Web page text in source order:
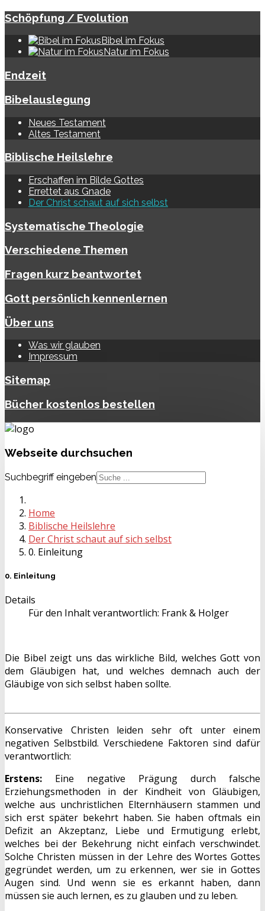
Schöpfung / Evolution
Bibel im Fokus
Natur im Fokus
Endzeit
Bibelauslegung
Neues Testament
Altes Testament
Biblische Heilslehre
Erschaffen im Bilde Gottes
Errettet aus Gnade
Der Christ schaut auf sich selbst
Systematische Theologie
Verschiedene Themen
Fragen kurz beantwortet
Gott persönlich kennenlernen
Über uns
Was wir glauben
Impressum
Sitemap
Bücher kostenlos bestellen
Webseite durchsuchen
Suchbegriff eingeben
Home
Biblische Heilslehre
Der Christ schaut auf sich selbst
0. Einleitung
0. Einleitung
Details
Für den Inhalt verantwortlich: Frank & Holger
Die Bibel zeigt uns das wirkliche Bild, welches Gott von
dem Gläubigen hat, und welches demnach auch der
Gläubige von sich selbst haben sollte.
Konservative Christen leiden sehr oft unter einem
negativen Selbstbild. Verschiedene Faktoren sind dafür
verantwortlich:
Erstens: Eine negative Prägung durch falsche
Erziehungsmethoden in der Kindheit von Gläubigen,
welche aus unchristlichen Elternhäusern stammen und
sich erst später bekehrt haben. Sie haben oftmals ein
Defizit an Akzeptanz, Liebe und Ermutigung erlebt,
welches bei der Bekehrung nicht einfach verschwindet.
Solche Christen müssen in der Lehre des Wortes Gottes
gegründet werden, um zu erkennen, wer sie in Gottes
Augen sind. Und wenn sie es erkannt haben, dann
müssen sie auch lernen, es zu glauben und zu leben.